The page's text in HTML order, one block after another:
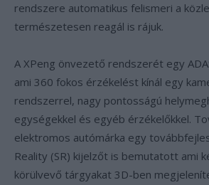
rendszere automatikus felismeri a
természetesen reagál is rájuk.
A XPeng önvezető rendszerét egy
ami 360 fokos érzékelést kínál egy
rendszerrel, nagy pontosságú
egységekkel és egyéb érzékelőkkel.
elektromos autómárka egy
Reality (SR) kijelzőt is bemutatott ami
körülvevő tárgyakat 3D-ben